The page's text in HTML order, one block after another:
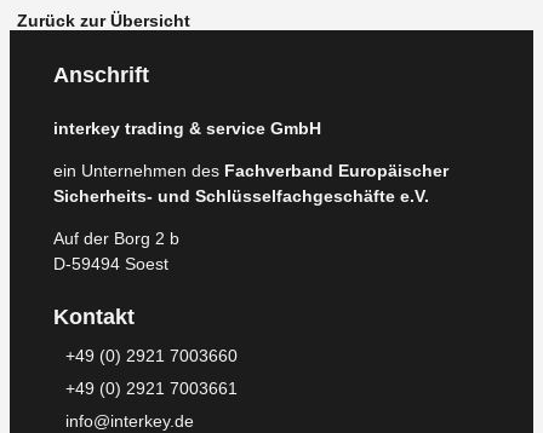
Zurück zur Übersicht
Anschrift
interkey trading & service GmbH
ein Unternehmen des Fachverband Europäischer
Sicherheits- und Schlüsselfachgeschäfte e.V.
Auf der Borg 2 b
D-59494 Soest
Kontakt
+49 (0) 2921 7003660
+49 (0) 2921 7003661
info@interkey.de